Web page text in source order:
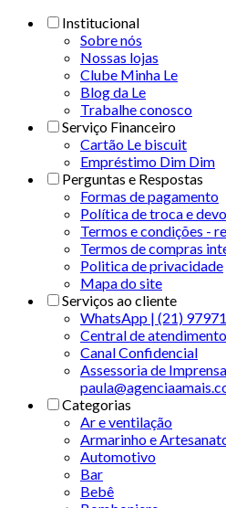
Institucional
Sobre nós
Nossas lojas
Clube Minha Le
Blog da Le
Trabalhe conosco
Serviço Financeiro
Cartão Le biscuit
Empréstimo Dim Dim
Perguntas e Respostas
Formas de pagamento
Política de troca e
Termos e condições -
Termos de compras
Politica de privacidade
Mapa do site
Serviços ao cliente
WhatsApp | (21)
Central de atendimento
Canal Confidencial
Assessoria de
Categorias
Ar e ventilação
Armarinho e
Automotivo
Bar
Bebê